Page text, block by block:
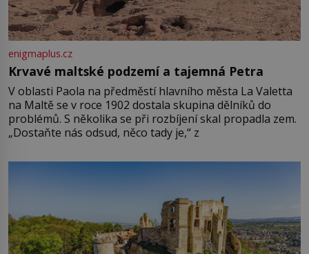
enigmaplus.cz
Krvavé maltské podzemí a tajemná Petra
V oblasti Paola na předměstí hlavního města La Valetta
na Maltě se v roce 1902 dostala skupina dělníků do
problémů. S několika se při rozbíjení skal propadla zem.
„Dostaňte nás odsud, něco tady je,“ z